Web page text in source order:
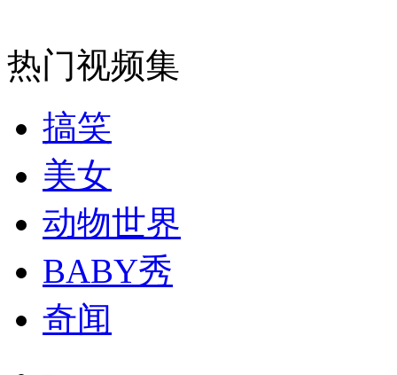
司机酒驾遇交警 急速倒车逃窜
热门视频集
搞笑
美女
动物世界
BABY秀
奇闻